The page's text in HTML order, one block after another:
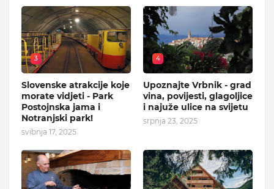
3
Slovenske atrakcije koje
morate vidjeti - Park
Postojnska jama i
Notranjski park!
svibnja 17, 2025
4
Upoznajte Vrbnik - grad
vina, povijesti, glagoljice
i najuže ulice na svijetu
srpnja 23, 2025